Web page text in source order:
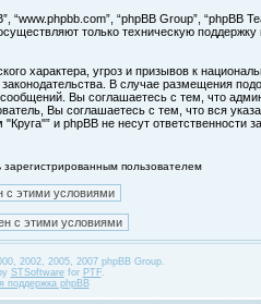
“phpBB Group”, “phpBB
осуществляют только техническую
характера, угроз и призывов к
В случае размещения
Вы соглашаетесь с тем, что
Вы соглашаетесь с тем, что вся
и phpBB не несут ответственности
пользователем
2002, 2005, 2007 phpBB Group.
STSoftwarefor PTF.
поддержка phpBB